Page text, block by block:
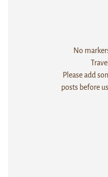
No
Please add
posts before